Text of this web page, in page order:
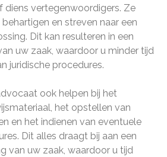
diens vertegenwoordigers. Ze
en streven naar een
Dit kan resulteren in een
uw zaak, waardoor u minder tijd
juridische procedures.
ook helpen bij het
het opstellen van
en het indienen van eventuele
Dit alles draagt bij aan een
van uw zaak, waardoor u tijd